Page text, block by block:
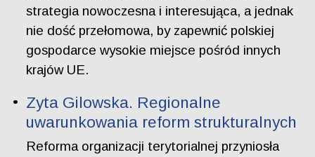
strategia nowoczesna i interesująca, a jednak
nie dość przełomowa, by zapewnić polskiej
gospodarce wysokie miejsce pośród innych
krajów UE.
Zyta Gilowska. Regionalne
uwarunkowania reform strukturalnych
Reforma organizacji terytorialnej przyniosła